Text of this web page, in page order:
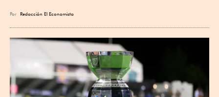
Por Redacción El Economista